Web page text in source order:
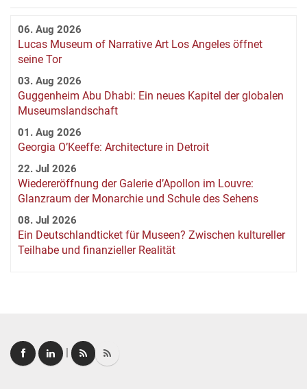
06. Aug 2026
Lucas Museum of Narrative Art Los Angeles öffnet
seine Tor
03. Aug 2026
Guggenheim Abu Dhabi: Ein neues Kapitel der globalen
Museumslandschaft
01. Aug 2026
Georgia O’Keeffe: Architecture in Detroit
22. Jul 2026
Wiedereröffnung der Galerie d’Apollon im Louvre:
Glanzraum der Monarchie und Schule des Sehens
08. Jul 2026
Ein Deutschlandticket für Museen? Zwischen kultureller
Teilhabe und finanzieller Realität
|